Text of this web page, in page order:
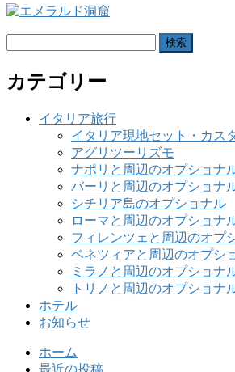
カテゴリー
イタリア旅行
イタリア現地セット・カス
アグリツーリズモ
ナポリと周辺のオプショナ
バーリと周辺のオプショナ
シチリア島のオプショナル
ローマと周辺のオプショナ
フィレンツェと周辺のオプ
ベネツィアと周辺のオプシ
ミラノと周辺のオプショナ
トリノと周辺のオプショナ
ホテル
お知らせ
ホーム
最近の投稿